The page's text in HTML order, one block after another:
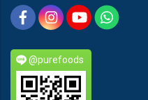
@purefoods